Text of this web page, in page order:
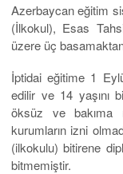
Azerbaycan eğitim
(İlkokul), Esas
üzere üç
İptidai eğitime 1
edilir ve 14 yaşını
öksüz ve
kurumların izni
(ilkokulu) bitirene
bitmemiştir.